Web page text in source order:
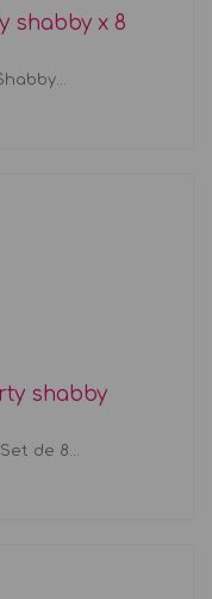
shabby x 8
shabby
de 8...